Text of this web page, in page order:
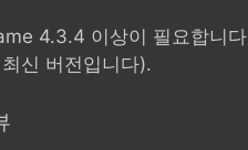
4.3.4 이상이 필요합니
신 버전입니다).